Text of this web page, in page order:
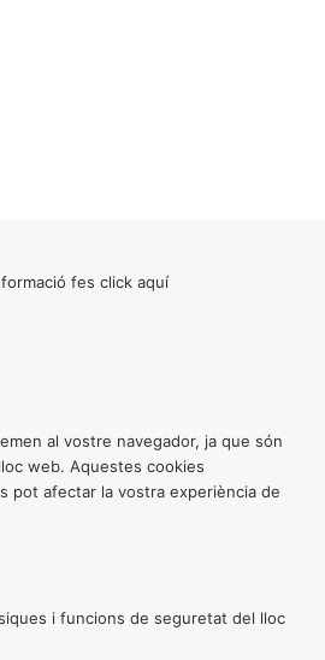
fes click aquí
al vostre navegador, ja que són
web. Aquestes cookies
pot afectar la vostra experiència de
i funcions de seguretat del lloc